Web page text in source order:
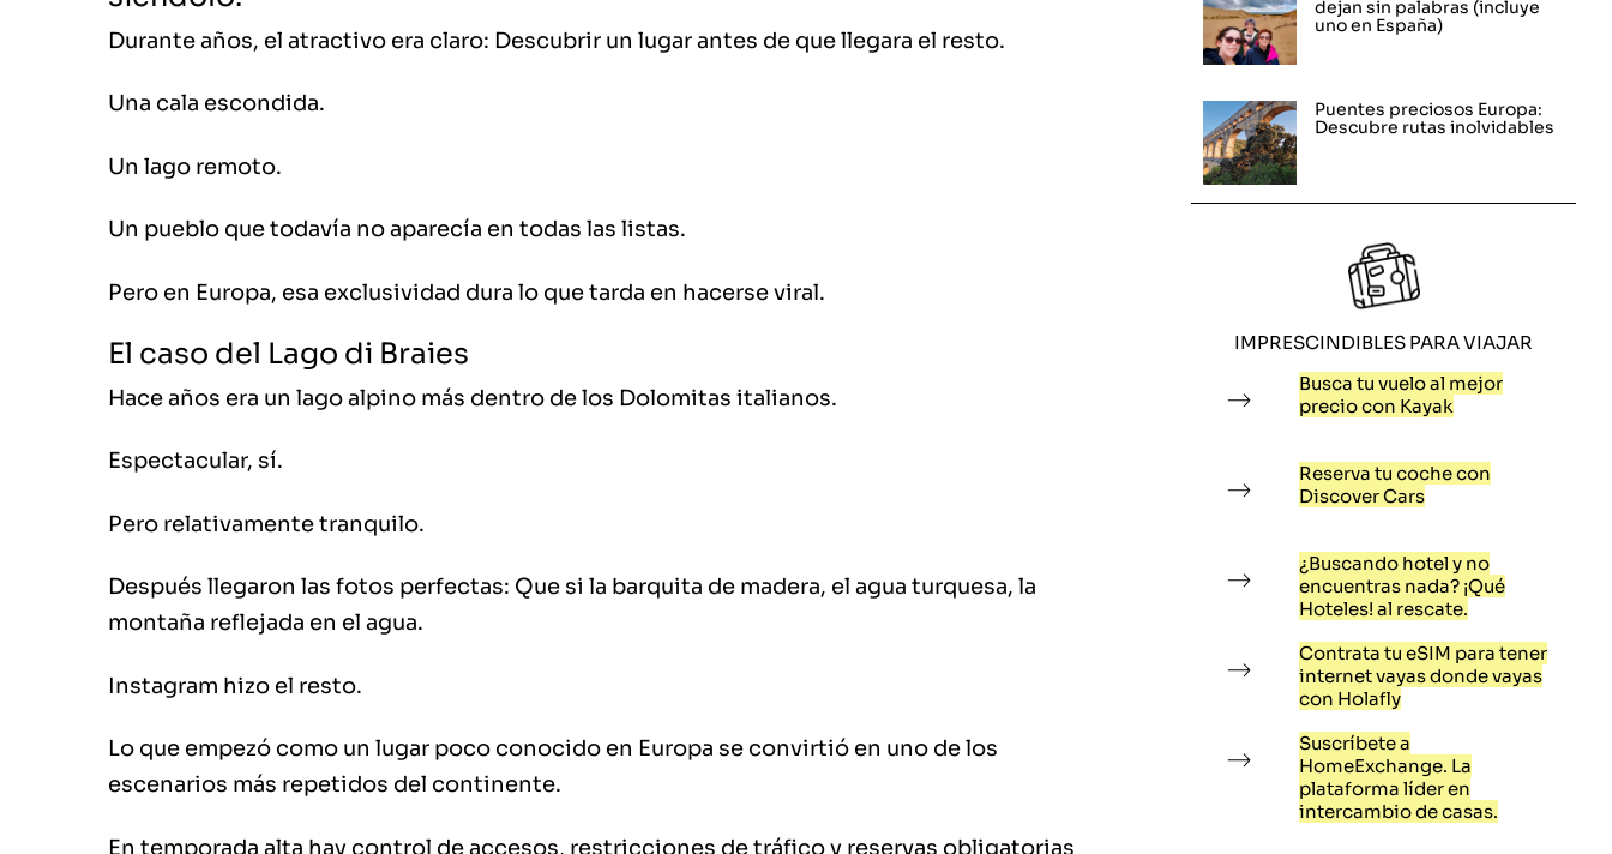
Durante años, el atractivo era claro: Descubrir un lugar antes de que llegara el resto.
Una cala escondida.
Un lago remoto.
Un pueblo que todavía no aparecía en todas las listas.
Pero en Europa, esa exclusividad dura lo que tarda en hacerse viral.
El caso del Lago di Braies
Hace años era un lago alpino más dentro de los Dolomitas italianos.
Espectacular, sí.
Pero relativamente tranquilo.
Después llegaron las fotos perfectas: Que si la barquita de madera, el agua turquesa, la
montaña reflejada en el agua.
Instagram hizo el resto.
Lo que empezó como un lugar poco conocido en Europa se convirtió en uno de los
escenarios más repetidos del continente.
En temporada alta hay control de accesos, restricciones de tráfico y reservas obligatorias
dejan sin palabras (incluye
uno en España)
Puentes preciosos Europa:
Descubre rutas inolvidables
IMPRESCINDIBLES PARA VIAJAR
Busca tu vuelo al mejor
precio con Kayak
Reserva tu coche con
Discover Cars
¿Buscando hotel y no
encuentras nada? ¡Qué
Hoteles! al rescate.
Contrata tu eSIM para tener
internet vayas donde vayas
con Holafly
Suscríbete a
HomeExchange. La
plataforma líder en
intercambio de casas.